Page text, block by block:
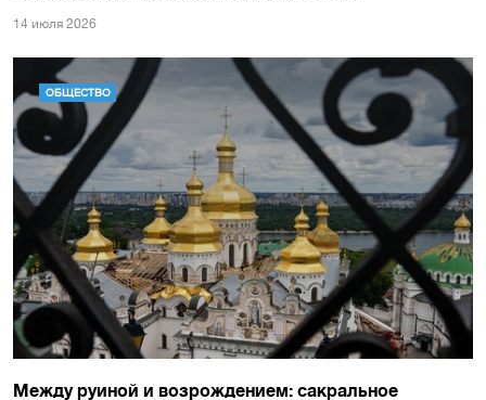
14 июля 2026
ОБЩЕСТВО
Между руиной и возрождением: сакральное